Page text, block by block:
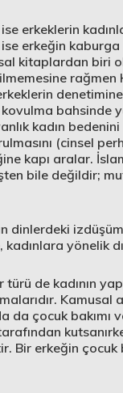
ise erkeklerin
ise erkeğin
kitaplardan biri
rağmen
bahsinde
kadın
(cinsel
kapı aralar.
bile değildir;
dinlerdeki
, kadınlara yönelik
de kadının
da çocuk
Bir erkeğin çocuk